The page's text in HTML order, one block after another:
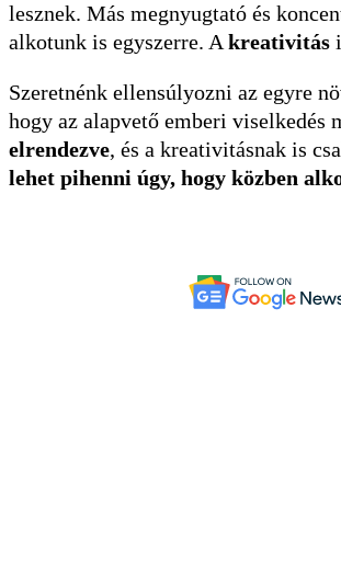
lesznek. Más megnyugtató és
alkotunk is egyszerre. A kreativitás
Szeretnénk ellensúlyozni az egyre
hogy az alapvető emberi viselkedés
elrendezve, és a kreativitásnak is
lehet pihenni úgy, hogy közben